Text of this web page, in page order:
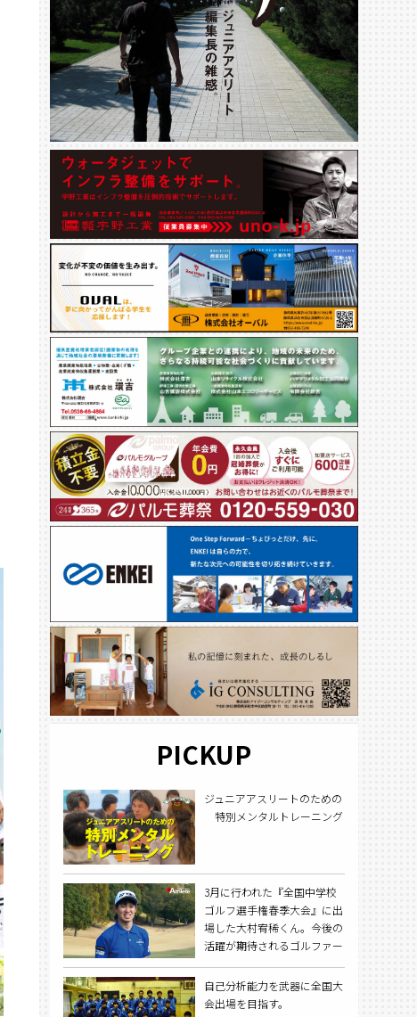
PICKUP
ジュニアアスリートのための
特別メンタルトレーニング
3月に行われた『全国中学校
ゴルフ選手権春季大会』に出
場した大村宥稀くん。今後の
活躍が期待されるゴルファー
は、小学校4年生の時。父親
の影響もあり、何となく始め
自己分析能力を武器に全国大
会出場を目指す。